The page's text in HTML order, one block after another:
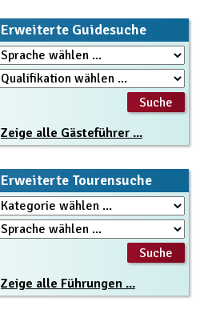
Erweiterte Guidesuche
Zeige alle Gästeführer ...
Erweiterte Tourensuche
Zeige alle Führungen ...